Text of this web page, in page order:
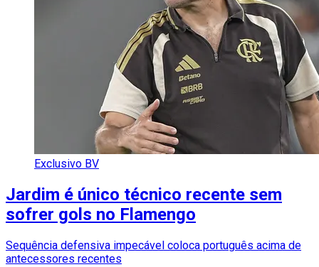
Exclusivo BV
Jardim é único técnico recente sem
sofrer gols no Flamengo
Sequência defensiva impecável coloca português acima de
antecessores recentes